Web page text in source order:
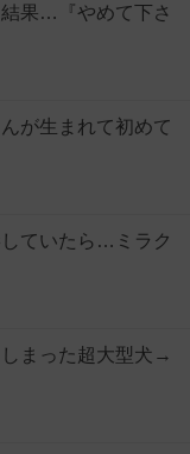
果…『やめて下さ
が生まれて初めて
ていたら…ミラク
まった超大型犬→